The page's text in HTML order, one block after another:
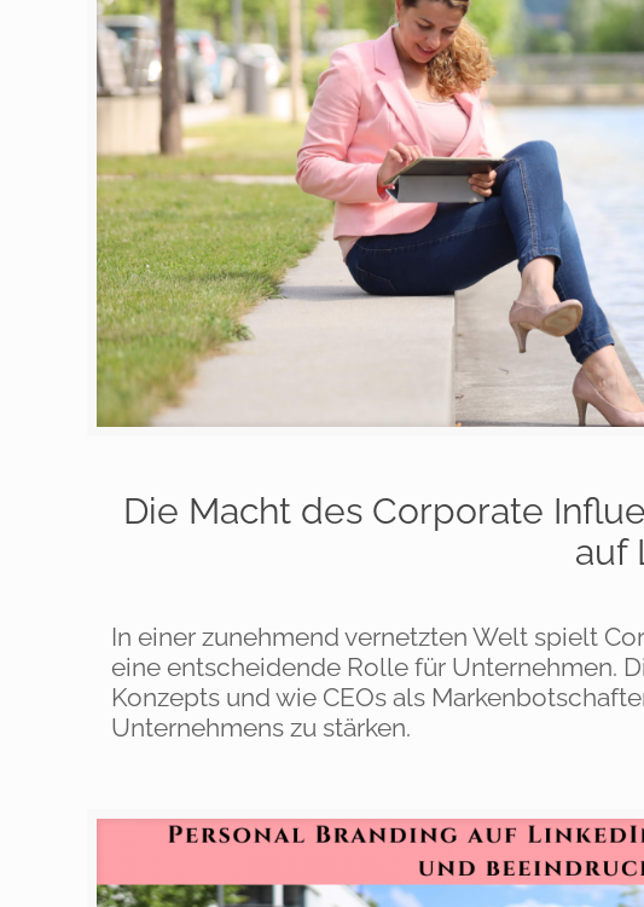
Die Macht des Corporate
auf
In einer zunehmend vernetzten Welt spielt
eine entscheidende Rolle für Unternehmen.
Konzepts und wie CEOs als
Unternehmens zu stärken.